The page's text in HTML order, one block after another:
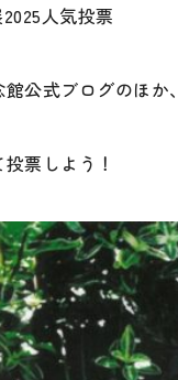
人気投票
公式ブログのほ
票しよう！